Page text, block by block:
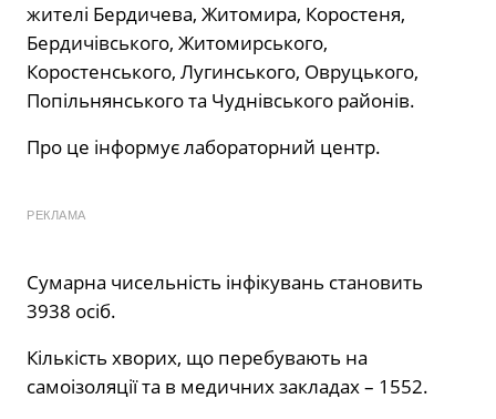
жителі Бердичева, Житомира, Коростеня,
Бердичівського, Житомирського,
Коростенського, Лугинського, Овруцького,
Попільнянського та Чуднівського районів.
Про це інформує лабораторний центр.
РЕКЛАМА
Сумарна чисельність інфікувань становить
3938 осіб.
Кількість хворих, що перебувають на
самоізоляції та в медичних закладах – 1552.